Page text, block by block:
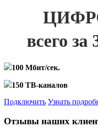
всего за
100 Мбит/сек.
150 ТВ-каналов
Подключить Узнать
Отзывы наших